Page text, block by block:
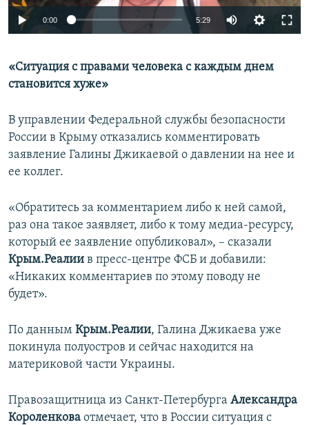
0:00 5:29
«Ситуация с правами человека с каждым днем
становится хуже»
В управлении Федеральной службы безопасности
России в Крыму отказались комментировать
заявление Галины Джикаевой о давлении на нее и
ее коллег.
«Обратитесь за комментарием либо к ней самой,
раз она такое заявляет, либо к тому медиа-ресурсу,
который ее заявление опубликовал», – сказали
Крым.Реалии в пресс-центре ФСБ и добавили:
«Никаких комментариев по этому поводу не
будет».
По данным Крым.Реалии, Галина Джикаева уже
покинула полуостров и сейчас находится на
материковой части Украины.
Правозащитница из Санкт-Петербурга Александра
Короленкова отмечает, что в России ситуация с